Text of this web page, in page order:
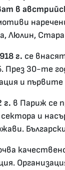
в
Люлин,
г. се
През 30-те
и
г. в Париж се
и